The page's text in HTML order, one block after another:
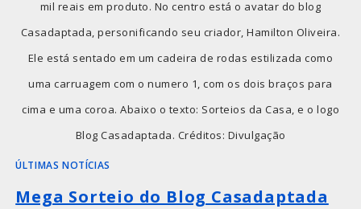
mil reais em produto. No centro está o avatar do blog
Casadaptada, personificando seu criador, Hamilton Oliveira.
Ele está sentado em um cadeira de rodas estilizada como
uma carruagem com o numero 1, com os dois braços para
cima e uma coroa. Abaixo o texto: Sorteios da Casa, e o logo
Blog Casadaptada. Créditos: Divulgação
ÚLTIMAS NOTÍCIAS
Mega Sorteio do Blog Casadaptada